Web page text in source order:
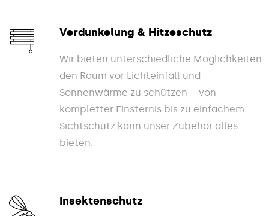
Verdunkelung & Hitzeschutz
Wir bieten unterschiedliche Möglichkeiten
den Raum vor Lichteinfall und
Sonnenwärme zu schützen – von
kompletter Finsternis bis zu einfachem
Sichtschutz kann unser Zubehör alles
bieten.
Insektenschutz